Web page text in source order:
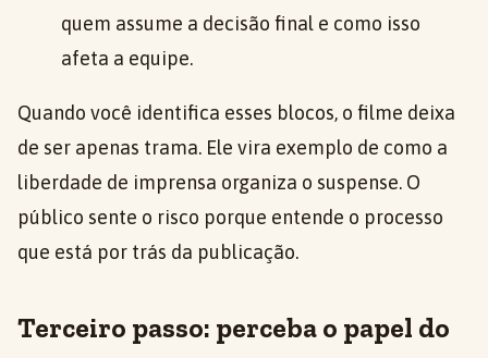
quem assume a decisão final e como isso
afeta a equipe.
Quando você identifica esses blocos, o filme deixa
de ser apenas trama. Ele vira exemplo de como a
liberdade de imprensa organiza o suspense. O
público sente o risco porque entende o processo
que está por trás da publicação.
Terceiro passo: perceba o papel do